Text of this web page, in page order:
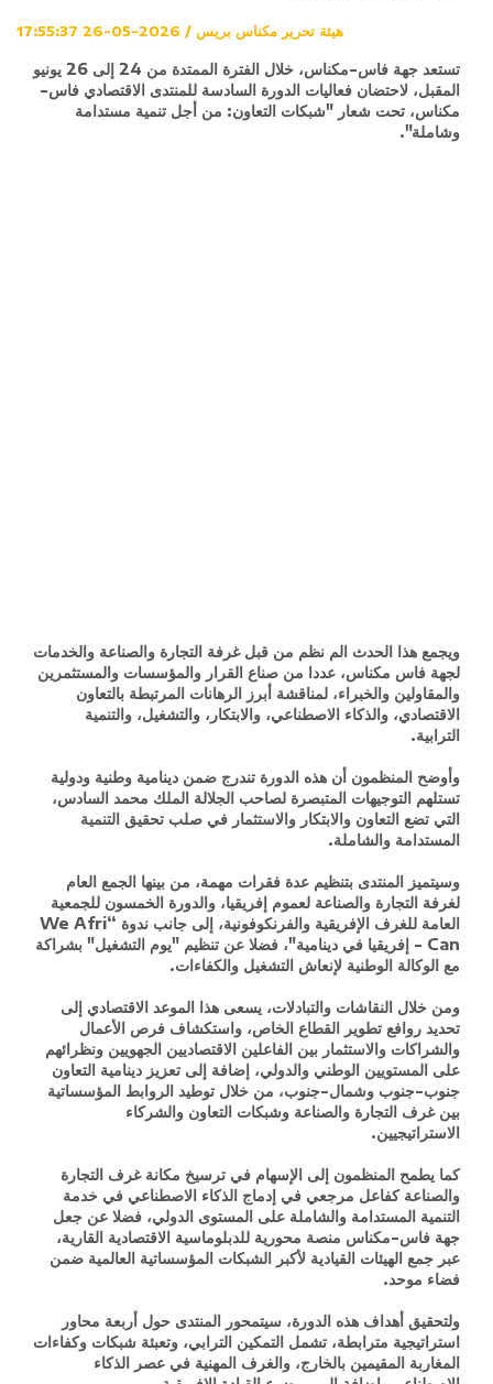
هيئة تحرير مكناس بريس / 2026-05-26 17:55:37
تستعد جهة فاس-مكناس، خلال الفترة الممتدة من 24 إلى 26 يونيو
المقبل، لاحتضان فعاليات الدورة السادسة للمنتدى الاقتصادي فاس-
مكناس، تحت شعار "شبكات التعاون: من أجل تنمية مستدامة
وشاملة".
ويجمع هذا الحدث الم نظم من قبل غرفة التجارة والصناعة والخدمات
لجهة فاس مكناس، عددا من صناع القرار والمؤسسات والمستثمرين
والمقاولين والخبراء، لمناقشة أبرز الرهانات المرتبطة بالتعاون
الاقتصادي، والذكاء الاصطناعي، والابتكار، والتشغيل، والتنمية
الترابية.
وأوضح المنظمون أن هذه الدورة تندرج ضمن دينامية وطنية ودولية
تستلهم التوجيهات المتبصرة لصاحب الجلالة الملك محمد السادس،
التي تضع التعاون والابتكار والاستثمار في صلب تحقيق التنمية
المستدامة والشاملة.
وسيتميز المنتدى بتنظيم عدة فقرات مهمة، من بينها الجمع العام
لغرفة التجارة والصناعة لعموم إفريقيا، والدورة الخمسون للجمعية
العامة للغرف الإفريقية والفرنكوفونية، إلى جانب ندوة “We Afri
Can - إفريقيا في دينامية"، فضلا عن تنظيم "يوم التشغيل" بشراكة
مع الوكالة الوطنية لإنعاش التشغيل والكفاءات.
ومن خلال النقاشات والتبادلات، يسعى هذا الموعد الاقتصادي إلى
تحديد روافع تطوير القطاع الخاص، واستكشاف فرص الأعمال
والشراكات والاستثمار بين الفاعلين الاقتصاديين الجهويين ونظرائهم
على المستويين الوطني والدولي، إضافة إلى تعزيز دينامية التعاون
جنوب-جنوب وشمال-جنوب، من خلال توطيد الروابط المؤسساتية
بين غرف التجارة والصناعة وشبكات التعاون والشركاء
الاستراتيجيين.
كما يطمح المنظمون إلى الإسهام في ترسيخ مكانة غرف التجارة
والصناعة كفاعل مرجعي في إدماج الذكاء الاصطناعي في خدمة
التنمية المستدامة والشاملة على المستوى الدولي، فضلا عن جعل
جهة فاس-مكناس منصة محورية للدبلوماسية الاقتصادية القارية،
عبر جمع الهيئات القيادية لأكبر الشبكات المؤسساتية العالمية ضمن
فضاء موحد.
ولتحقيق أهداف هذه الدورة، سيتمحور المنتدى حول أربعة محاور
استراتيجية مترابطة، تشمل التمكين الترابي، وتعبئة شبكات وكفاءات
المغاربة المقيمين بالخارج، والغرف المهنية في عصر الذكاء